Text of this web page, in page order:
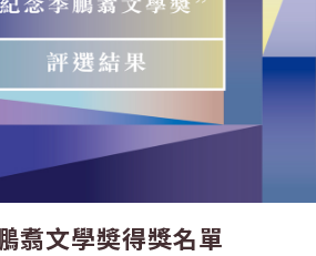
翥文學奬得獎名單